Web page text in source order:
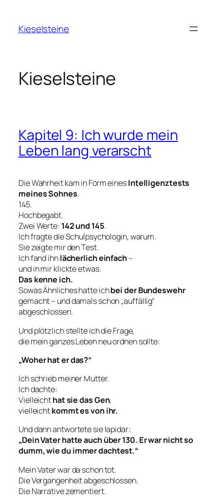
springen
Kieselsteine
Kieselsteine
Kapitel 9: Ich wurde mein
Leben lang verarscht
Die Wahrheit kam in Form einesIntelligenztests
meines Sohnes.
145.
Hochbegabt.
Zwei Werte: 142 und 145.
Ich fragte die Schulpsychologin, warum.
Sie zeigte mir den Test.
Ich fand ihnlächerlich einfach–
und in mir klickte etwas.
Das kenne ich.
Sowas Ähnliches hatte ichbei der Bundeswehr
gemacht – und damals schon „auffällig“
abgeschlossen.
Und plötzlich stellte ich die Frage,
die mein ganzes Leben neu ordnen sollte:
„Woher hat er das?“
Ich schrieb meiner Mutter.
Ich dachte:
Vielleichthat sie das Gen,
vielleichtkommt es von ihr.
Und dann antwortete sie lapidar:
„Dein Vater hatte auch über 130. Er war nicht so
dumm, wie du immer dachtest.“
Mein Vater war da schon tot.
Die Vergangenheit abgeschlossen.
Die Narrative zementiert.